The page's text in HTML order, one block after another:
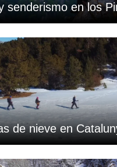
senderismo en los
de nieve en